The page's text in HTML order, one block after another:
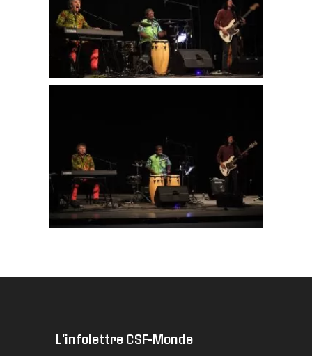
L'infolettre CSF-Monde